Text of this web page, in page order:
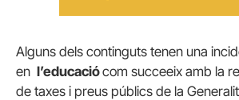
Alguns dels continguts tenen una
en l’educaciócom succeeix amb la
de taxes i preus públics de la